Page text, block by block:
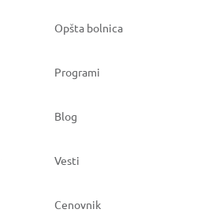
Opšta bolnica
Programi
Blog
Vesti
Cenovnik